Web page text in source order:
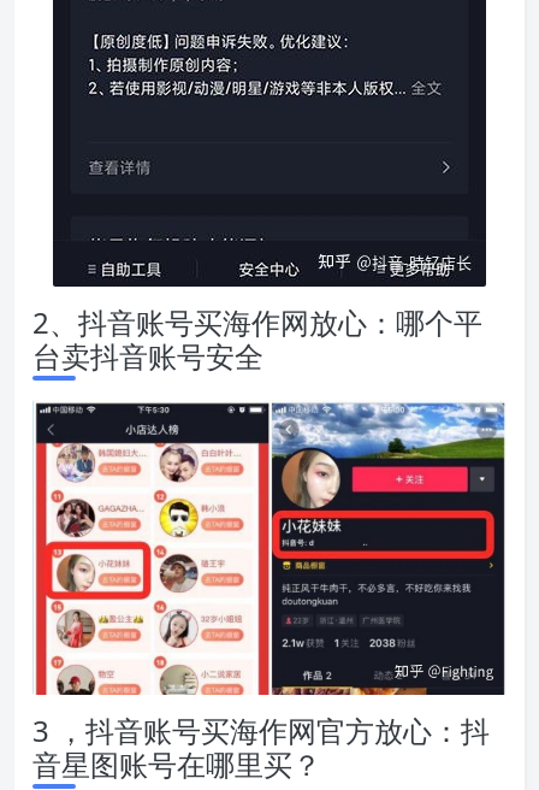
2、抖音账号买海作网放心：哪个平
台卖抖音账号安全
3 ，抖音账号买海作网官方放心：抖
音星图账号在哪里买？